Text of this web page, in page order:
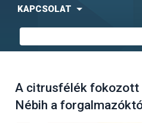
KAPCSOLAT
A citrusfélék fokozott
Nébih a